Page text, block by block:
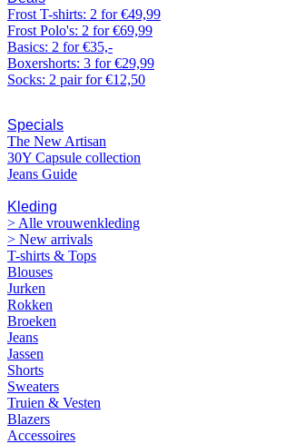
Frost T-shirts: 2 for €49,99
Frost Polo's: 2 for €69,99
Basics: 2 for €35,-
Boxershorts: 3 for €29,99
Socks: 2 pair for €12,50
Specials
The New Artisan
30Y Capsule collection
Jeans Guide
Kleding
> Alle vrouwenkleding
> New arrivals
T-shirts & Tops
Blouses
Jurken
Rokken
Broeken
Jeans
Jassen
Shorts
Sweaters
Truien & Vesten
Blazers
Accessoires